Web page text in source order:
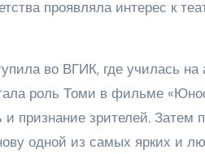
проявляла интерес к
во ВГИК, где училась
роль Томи в фильме
признание зрителей. Затем
одной из самых ярких и